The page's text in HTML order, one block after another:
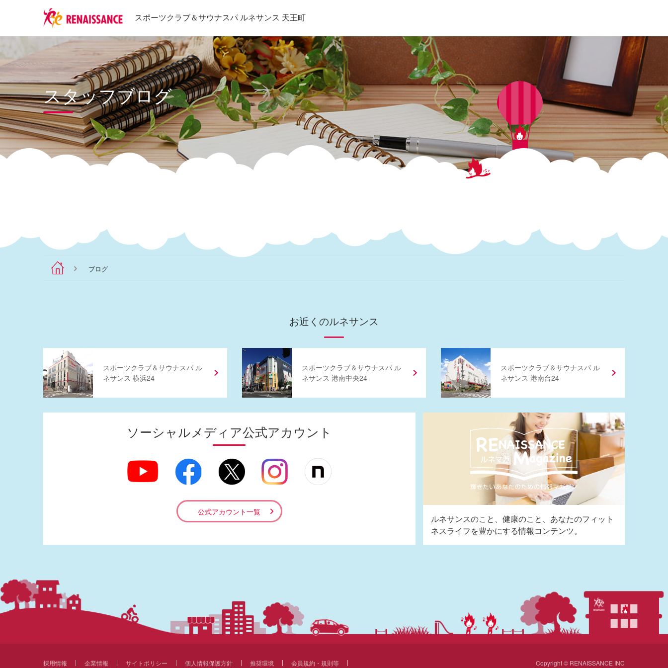
スポーツクラブ＆サウナスパ ルネサンス 天王町
スタッフブログ
ブログ
お近くのルネサンス
スポーツクラブ＆サウナスパ ル
ネサンス 横浜24
スポーツクラブ＆サウナスパ ル
ネサンス 港南中央24
スポーツクラブ＆サウナスパ ル
ネサンス 港南台24
ソーシャルメディア公式アカウント
公式アカウント一覧
ルネサンスのこと、健康のこと、あなたのフィット
ネスライフを豊かにする情報コンテンツ。
採用情報 企業情報 サイトポリシー 個人情報保護方針 推奨環境 会員規約・規則等 Copyright © RENAISSANCE INC